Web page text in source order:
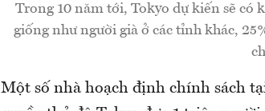
Trong 10 năm tới, Tokyo dự kiến sẽ có
giống như người già ở các tỉnh khác,
Một số nhà hoạch định chính sách